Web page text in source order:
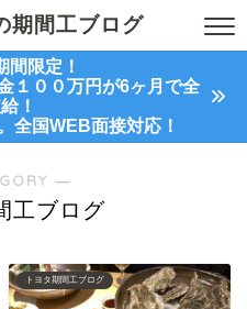
期間工ブログ
限定！
１００万円が6ヶ月で全
！
全国WEB面接対応！
―
工ブログ
トヨタ期間工ブログ